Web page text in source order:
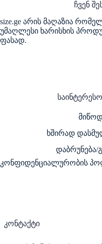
ჩვენ
size.ge არის მაღაზია
უმაღლესი ხარისხის
ფასად.
ხშირად
კონფიდენციალურობის
კონტაქტი